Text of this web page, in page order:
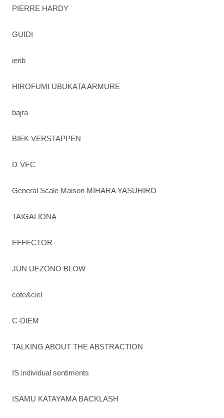
PIERRE HARDY
GUIDI
ierib
HIROFUMI UBUKATA ARMURE
bajra
BIEK VERSTAPPEN
D-VEC
General Scale Maison MIHARA YASUHIRO
TAIGALIONA
EFFECTOR
JUN UEZONO BLOW
cote&ciel
C-DIEM
TALKING ABOUT THE ABSTRACTION
IS individual sentiments
ISAMU KATAYAMA BACKLASH